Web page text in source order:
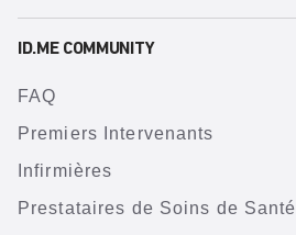
ID.ME COMMUNITY
FAQ
Premiers Intervenants
Infirmières
Prestataires de Soins de Santé